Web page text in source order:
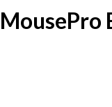
MousePro